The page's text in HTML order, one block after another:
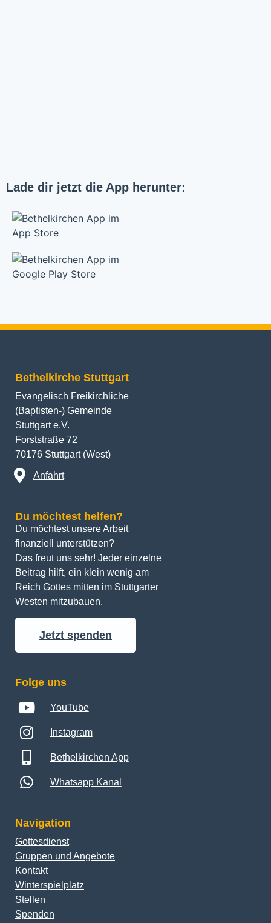
Lade dir jetzt die App herunter:
Bethelkirche Stuttgart
Evangelisch Freikirchliche
(Baptisten-) Gemeinde
Stuttgart e.V.
Forststraße 72
70176 Stuttgart (West)
Anfahrt
Du möchtest helfen?
Du möchtest unsere Arbeit
finanziell unterstützen?
Das freut uns sehr! Jeder einzelne
Beitrag hilft, ein klein wenig am
Reich Gottes mitten im Stuttgarter
Westen mitzubauen.
Jetzt spenden
Folge uns
YouTube
Instagram
Bethelkirchen App
Whatsapp Kanal
Navigation
Gottesdienst
Gruppen und Angebote
Kontakt
Winterspielplatz
Stellen
Spenden